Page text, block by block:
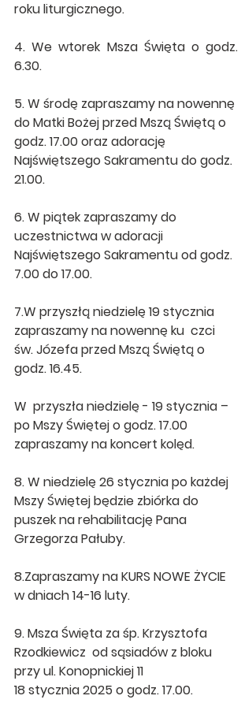
roku liturgicznego.
4. We wtorek Msza Święta o godz.
6.30.
5. W środę zapraszamy na nowennę
do Matki Bożej przed Mszą Świętą o
godz. 17.00 oraz adorację
Najświętszego Sakramentu do godz.
21.00.
6. W piątek zapraszamy do
uczestnictwa w adoracji
Najświętszego Sakramentu od godz.
7.00 do 17.00.
7.W przyszłą niedzielę 19 stycznia
zapraszamy na nowennę ku  czci
św. Józefa przed Mszą Świętą o
godz. 16.45.
W  przyszła niedzielę - 19 stycznia –
po Mszy Świętej o godz. 17.00
zapraszamy na koncert kolęd.
8. W niedzielę 26 stycznia po każdej
Mszy Świętej będzie zbiórka do
puszek na rehabilitację Pana
Grzegorza Pałuby.
8.Zapraszamy na KURS NOWE ŻYCIE
w dniach 14-16 luty.
9. Msza Święta za śp. Krzysztofa
Rzodkiewicz  od sąsiadów z bloku
przy ul. Konopnickiej 11
18 stycznia 2025 o godz. 17.00.